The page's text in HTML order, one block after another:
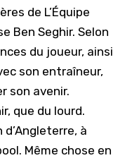
de L’Équipe
Ben Seghir. Selon
du joueur, ainsi
son entraîneur,
son avenir.
que du lourd.
d’Angleterre, à
Même chose en